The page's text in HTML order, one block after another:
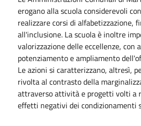
erogano alla scuola considerevoli
realizzare corsi di alfabetizzazione,
all'inclusione. La scuola è inoltre
valorizzazione delle eccellenze, con
potenziamento e ampliamento
Le azioni si caratterizzano, altresì,
rivolta al contrasto della
attraverso attività e progetti volti a
effetti negativi dei condizionamenti